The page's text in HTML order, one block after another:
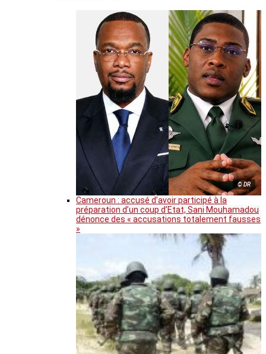
© DR
Cameroun : accusé d’avoir participé à la
préparation d’un coup d’Etat, Sani Mouhamadou
dénonce des « accusations totalement fausses
»